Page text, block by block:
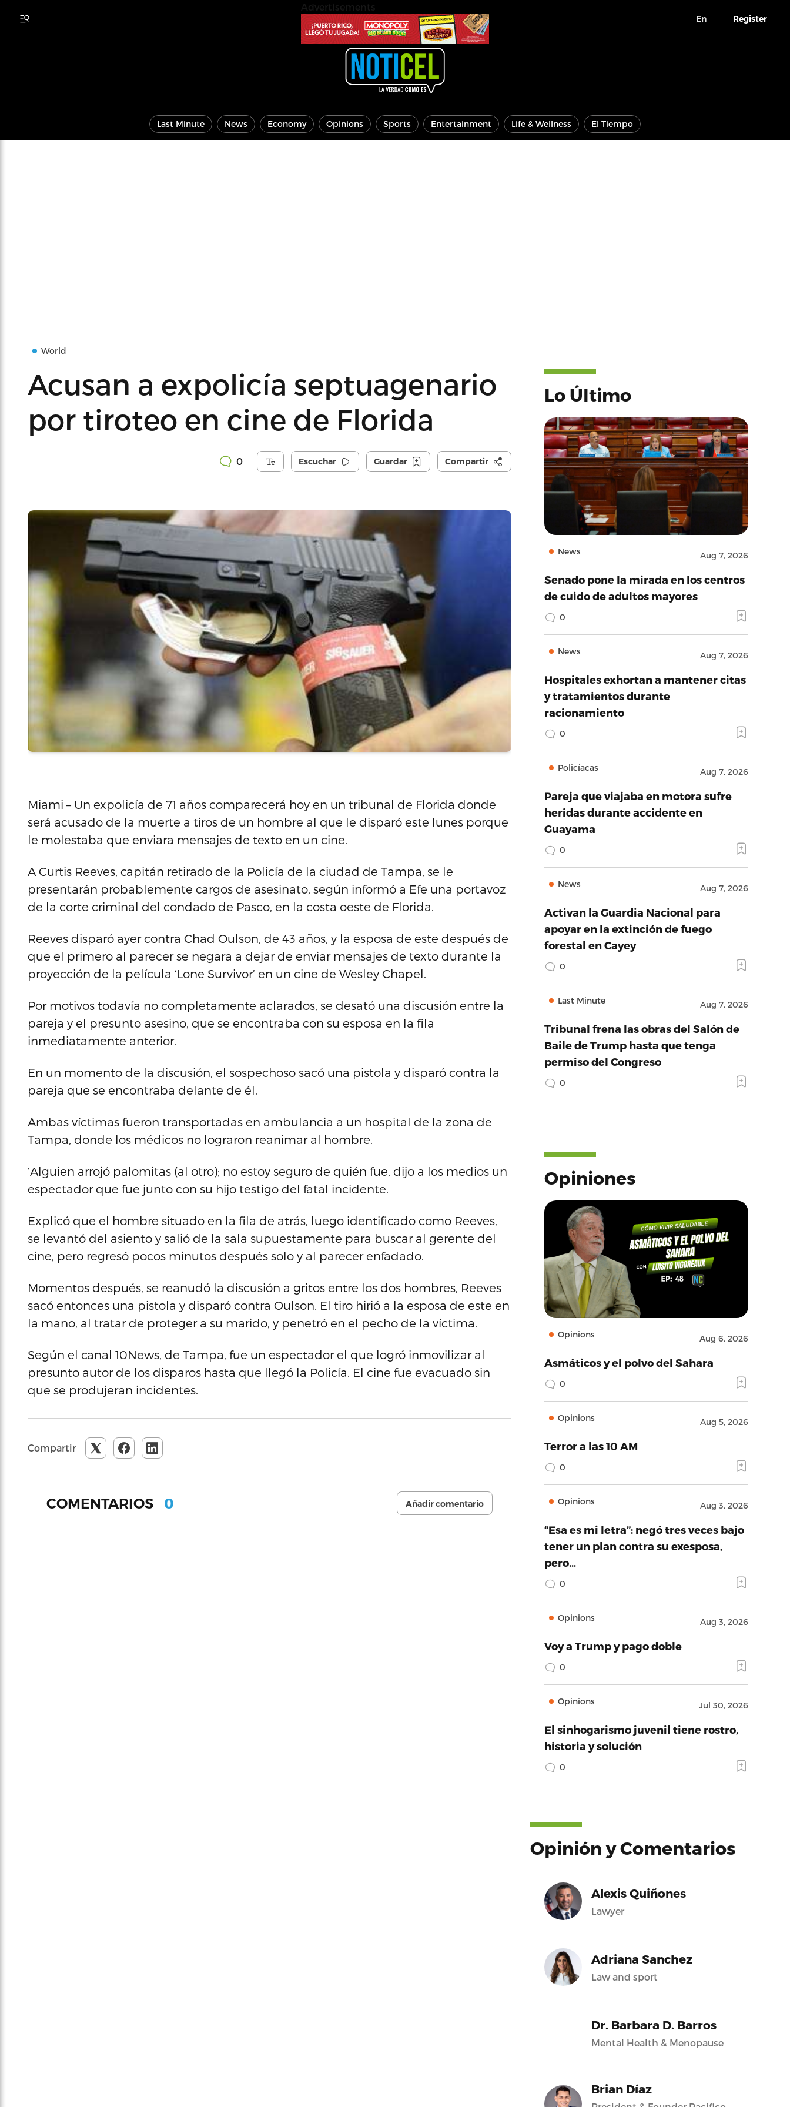
En Register
Last Minute News Economy Opinions Sports Entertainment Life & Wellness El Tiempo
World
Acusan a expolicía septuagenario
por tiroteo en cine de Florida
0 Escuchar Guardar Compartir
Miami – Un expolicía de 71 años comparecerá hoy en un tribunal de Florida donde
será acusado de la muerte a tiros de un hombre al que le disparó este lunes porque
le molestaba que enviara mensajes de texto en un cine.
A Curtis Reeves, capitán retirado de la Policía de la ciudad de Tampa, se le
presentarán probablemente cargos de asesinato, según informó a Efe una portavoz
de la corte criminal del condado de Pasco, en la costa oeste de Florida.
Reeves disparó ayer contra Chad Oulson, de 43 años, y la esposa de este después de
que el primero al parecer se negara a dejar de enviar mensajes de texto durante la
proyección de la película ‘Lone Survivor’ en un cine de Wesley Chapel.
Por motivos todavía no completamente aclarados, se desató una discusión entre la
pareja y el presunto asesino, que se encontraba con su esposa en la fila
inmediatamente anterior.
En un momento de la discusión, el sospechoso sacó una pistola y disparó contra la
pareja que se encontraba delante de él.
Ambas víctimas fueron transportadas en ambulancia a un hospital de la zona de
Tampa, donde los médicos no lograron reanimar al hombre.
‘Alguien arrojó palomitas (al otro); no estoy seguro de quién fue, dijo a los medios un
espectador que fue junto con su hijo testigo del fatal incidente.
Explicó que el hombre situado en la fila de atrás, luego identificado como Reeves,
se levantó del asiento y salió de la sala supuestamente para buscar al gerente del
cine, pero regresó pocos minutos después solo y al parecer enfadado.
Momentos después, se reanudó la discusión a gritos entre los dos hombres, Reeves
sacó entonces una pistola y disparó contra Oulson. El tiro hirió a la esposa de este en
la mano, al tratar de proteger a su marido, y penetró en el pecho de la víctima.
Según el canal 10News, de Tampa, fue un espectador el que logró inmovilizar al
presunto autor de los disparos hasta que llegó la Policía. El cine fue evacuado sin
que se produjeran incidentes.
Compartir
COMENTARIOS 0 Añadir comentario
Lo Último
News Aug 7, 2026
Senado pone la mirada en los centros
de cuido de adultos mayores
0
News Aug 7, 2026
Hospitales exhortan a mantener citas
y tratamientos durante
racionamiento
0
Policíacas Aug 7, 2026
Pareja que viajaba en motora sufre
heridas durante accidente en
Guayama
0
News Aug 7, 2026
Activan la Guardia Nacional para
apoyar en la extinción de fuego
forestal en Cayey
0
Last Minute Aug 7, 2026
Tribunal frena las obras del Salón de
Baile de Trump hasta que tenga
permiso del Congreso
0
Opiniones
Opinions Aug 6, 2026
Asmáticos y el polvo del Sahara
0
Opinions Aug 5, 2026
Terror a las 10 AM
0
Opinions Aug 3, 2026
“Esa es mi letra”: negó tres veces bajo
tener un plan contra su exesposa,
pero…
0
Opinions Aug 3, 2026
Voy a Trump y pago doble
0
Opinions Jul 30, 2026
El sinhogarismo juvenil tiene rostro,
historia y solución
0
Opinión y Comentarios
Alexis Quiñones
Lawyer
Adriana Sanchez
Law and sport
Dr. Barbara D. Barros
Mental Health & Menopause
Brian Díaz